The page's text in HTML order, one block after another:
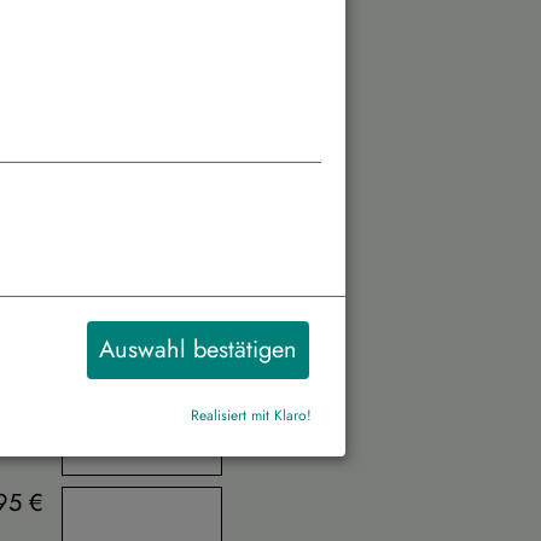
Personenanzahl
€
Auswahl bestätigen
Realisiert mit Klaro!